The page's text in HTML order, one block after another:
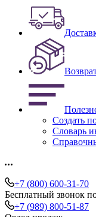
Создать
Словарь
+7 (800) 600-31-70
Бесплатный звонок
+7 (989) 800-51-87